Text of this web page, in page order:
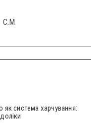
С.М
як система харчування: